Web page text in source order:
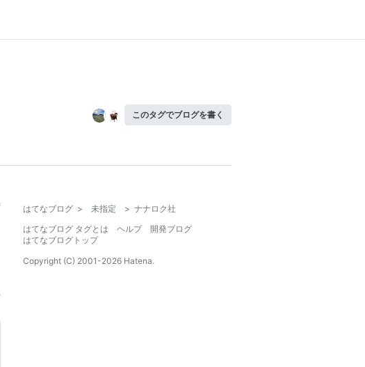
このタグでブログを書く
はてなブログ > 未指定 > ナナロク社
はてなブログ タグとは
ヘルプ
開発ブログ
はてなブログトップ
Copyright (C) 2001-2026 Hatena.